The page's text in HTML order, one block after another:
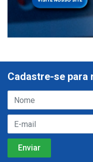
Cadastre-se para